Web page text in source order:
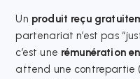
Un produit reçu
partenariat n’est pas
c’est une rémunération
attend une contrepartie